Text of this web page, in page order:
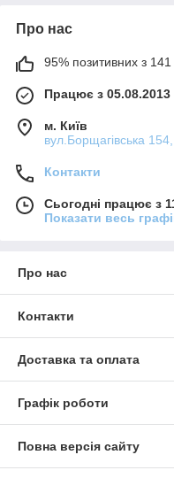
Про нас
95% позитивних з 141
Працює з 05.08.2013
м. Київ
вул.Борщагівська
Контакти
Сьогодні працює з
Показати весь
Про нас
Контакти
Доставка та оплата
Графік роботи
Повна версія сайту